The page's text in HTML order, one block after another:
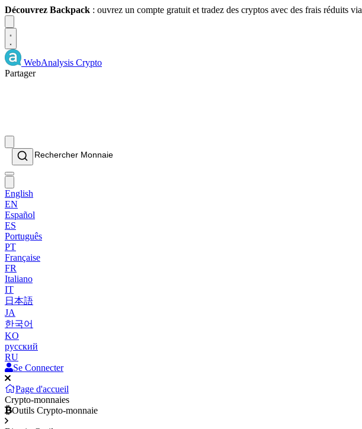
Découvrez Backpack : ouvrez un compte gratuit et tradez des cryptos avec des frais réduits via
WebAnalysis Crypto
Partager
English
EN
Español
ES
Português
PT
Française
FR
Italiano
IT
日本語
JA
한국어
KO
русский
RU
Se Connecter
Page d'accueil
Crypto-monnaies
Outils Crypto-monnaie